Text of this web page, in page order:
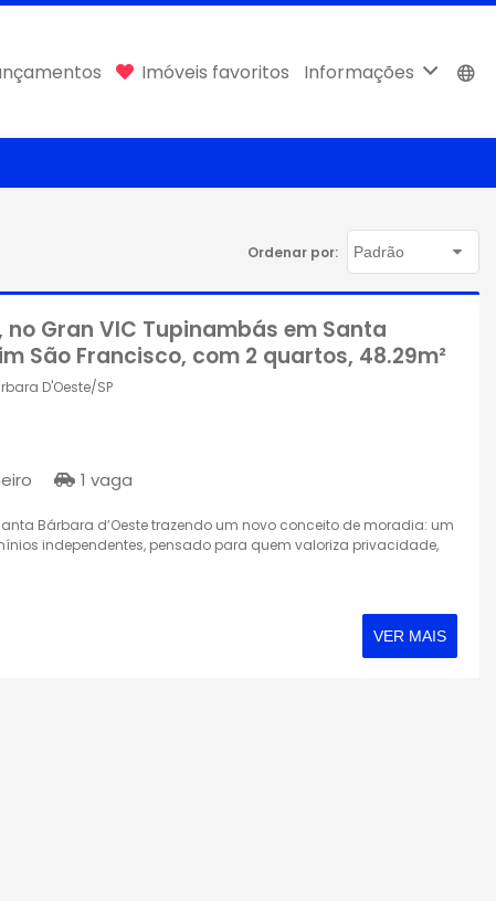
Imóveis favoritos Informações
Ordenar por:
Gran VIC Tupinambás em Santa
São Francisco, com 2 quartos, 48.29m²
D'Oeste/SP
1 vaga
Bárbara d’Oeste trazendo um novo conceito de moradia: um
independentes, pensado para quem valoriza privacidade,
VER MAIS